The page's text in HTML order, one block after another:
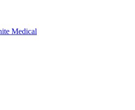
Medical